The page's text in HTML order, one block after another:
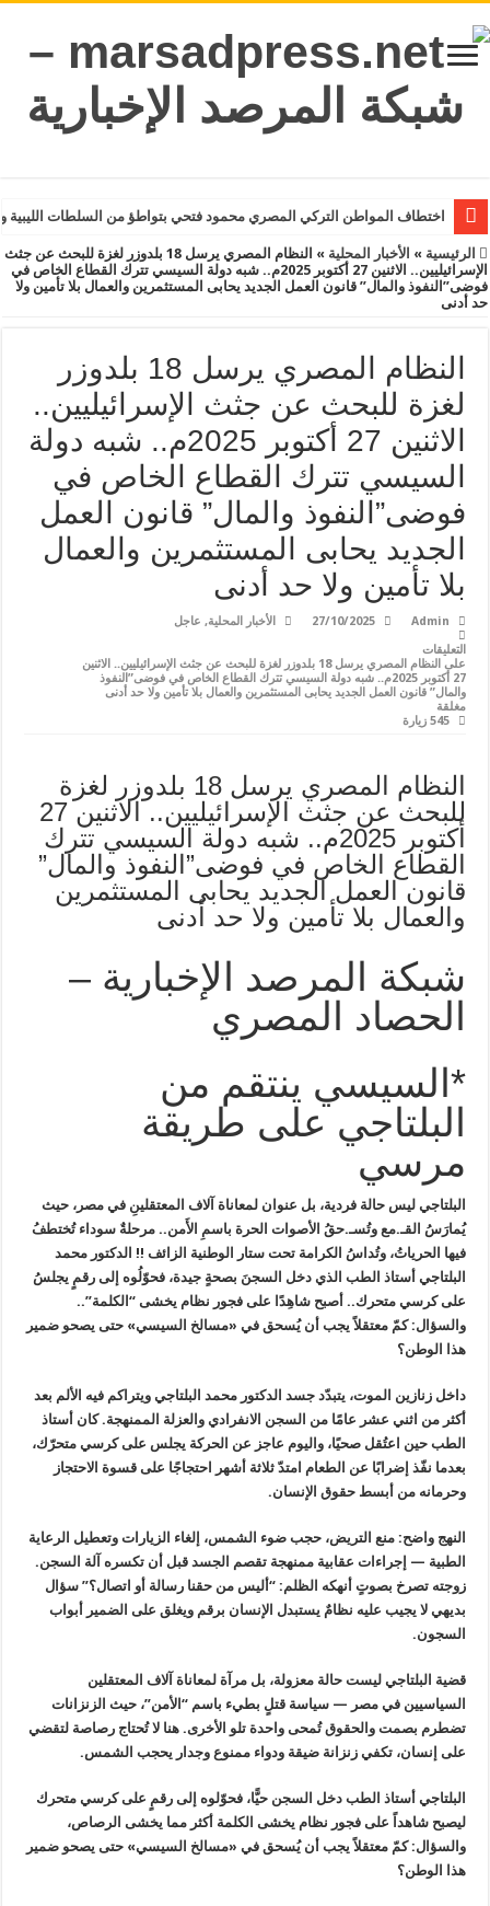
اختطاف المواطن التركي المصري محمود فتحي بتواطؤ من السلطات
الرئيسية » الأخبار المحلية »
النظام المصري يرسل 18 بلدوزر لغزة للبحث عن جثث
الإسرائيليين.. الاثنين 27 أكتوبر 2025م.. شبه دولة السيسي تترك القطاع الخاص في
فوضى”النفوذ والمال” قانون العمل الجديد يحابى المستثمرين والعمال بلا تأمين ولا
حد أدنى
النظام المصري يرسل 18 بلدوزر
لغزة للبحث عن جثث الإسرائيليين..
الاثنين 27 أكتوبر 2025م.. شبه دولة
السيسي تترك القطاع الخاص في
فوضى”النفوذ والمال” قانون العمل
الجديد يحابى المستثمرين والعمال
بلا تأمين ولا حد أدنى
Admin
27/10/2025 الأخبار المحلية, عاجل
التعليقات
على النظام المصري يرسل 18 بلدوزر لغزة للبحث عن جثث الإسرائيليين.. الاثنين
27 أكتوبر 2025م.. شبه دولة السيسي تترك القطاع الخاص في فوضى”النفوذ
والمال” قانون العمل الجديد يحابى المستثمرين والعمال بلا تأمين ولا حد أدنى
مغلقة
545 زيارة
النظام المصري يرسل 18 بلدوزر لغزة
للبحث عن جثث الإسرائيليين.. الاثنين 27
أكتوبر 2025م.. شبه دولة السيسي تترك
القطاع الخاص في فوضى”النفوذ والمال”
قانون العمل الجديد يحابى المستثمرين
والعمال بلا تأمين ولا حد أدنى
شبكة المرصد الإخبارية –
الحصاد المصري
*السيسي ينتقم من
البلتاجي على طريقة
مرسي
البلتاجي ليس حالة فردية، بل عنوان لمعاناة آلاف المعتقلينِ في مصر، حيث
يُمارَسُ القـ.مع وتُسـ.حقُ الأصوات الحرة باسمِ الأَمن.. مرحلةٌ سوداء تُختطفُ
فيها الحرياتُ، وتُداسُ الكرامة تحت ستار الوطنية الزائف !! الدكتور محمد
البلتاجي أستاذ الطب الذي دخل السجنَ بصحةٍ جيدة، فحوّلُوه إلى رقمٍ يجلسُ
على كرسي متحرك.. أصبح شاهِدًا على فجور نظام يخشى “الكلمة”..
والسؤال: كمّ معتقلاً يجب أن يُسحق في «مسالخ السيسي»حتى يصحو ضمير
هذا الوطن؟
داخل زنازين الموت، يتبدّد جسد الدكتور محمد البلتاجي ويتراكم فيه الألم بعد
أكثر من اثني عشر عامًا من السجن الانفرادي والعزلة الممنهجة. كان أستاذ
الطب حين اعتُقل صحيًا، واليوم عاجز عن الحركة يجلس على كرسي متحرّك،
بعدما نفّذ إضرابًا عن الطعام امتدّ ثلاثة أشهر احتجاجًا على قسوة الاحتجاز
وحرمانه من أبسط حقوق الإنسان.
النهج واضح: منع التريض، حجب ضوء الشمس، إلغاء الزيارات وتعطيل الرعاية
الطبية — إجراءات عقابية ممنهجة تقصم الجسد قبل أن تكسره آلة السجن.
زوجته تصرخ بصوتٍ أنهكه الظلم: “أليس من حقنا رسالة أو اتصال؟” سؤال
بديهي لا يجيب عليه نظامٌ يستبدل الإنسان برقم ويغلق على الضمير أبواب
السجون.
قضية البلتاجي ليست حالة معزولة، بل مرآة لمعاناة آلاف المعتقلين
السياسيين في مصر — سياسة قتلٍ بطيء باسم “الأمن”، حيث الزنزانات
تضطرم بصمت والحقوق تُمحى واحدة تلو الأخرى. هنا لا تُحتاج رصاصة لتقضي
على إنسان، تكفي زنزانة ضيقة ودواء ممنوع وجدار يحجب الشمس.
البلتاجي أستاذ الطب دخل السجن حيًّا، فحوّلوه إلى رقمٍ على كرسي متحرك
ليصبح شاهداً على فجور نظام يخشى الكلمة أكثر مما يخشى الرصاص،
والسؤال:كمّ معتقلاً يجب أن يُسحق في «مسالخ السيسي» حتى يصحو ضمير
هذا الوطن؟